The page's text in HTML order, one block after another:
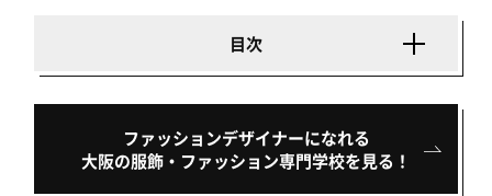
ファッションデザイナーになれる
大阪の服飾・ファッション専門学校を見る！